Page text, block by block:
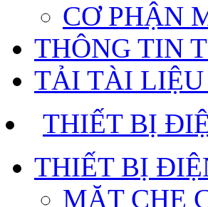
CƠ PHẬN
THÔNG TIN
TẢI TÀI
THIẾT BỊ
THIẾT BỊ
MẶT CHE